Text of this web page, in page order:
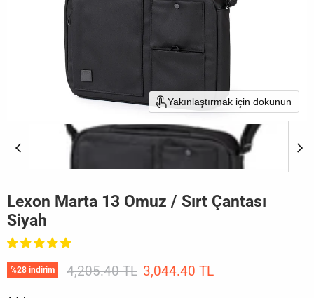
Yakınlaştırmak için dokunun
Lexon Marta 13 Omuz / Sırt Çantası
Siyah
%28 indirim Orijinal Fiyat
4,205.40 TL Mevcut fiyat
3,044.40 TL